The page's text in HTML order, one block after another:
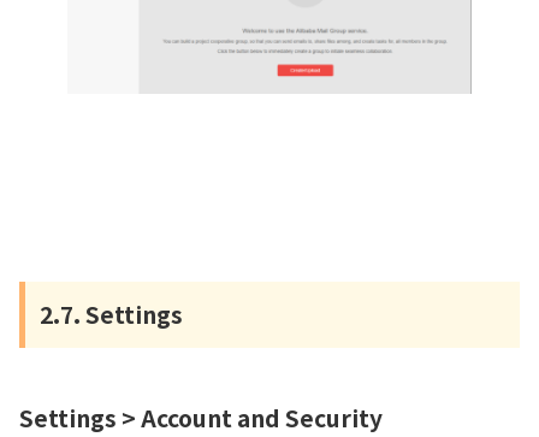
2.7. Settings
Settings > Account and Security